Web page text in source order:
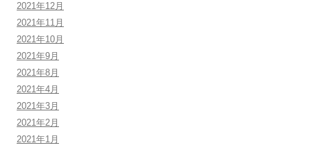
2021年12月
2021年11月
2021年10月
2021年9月
2021年8月
2021年4月
2021年3月
2021年2月
2021年1月